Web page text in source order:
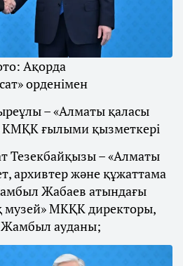
Ақорда
орденімен
– «Алматы қаласы
КМҚК ғылыми қызметкері
Тезекбайқызы – «Алматы
архивтер және құжаттама
Жабаев атындағы
МКҚК директоры,
ауданы;